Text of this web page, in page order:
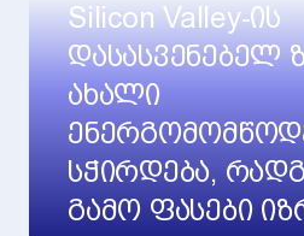
Silicon Valley-ის
დასასვენებელ
ახალი
სჭირდება,
გამო ფასები